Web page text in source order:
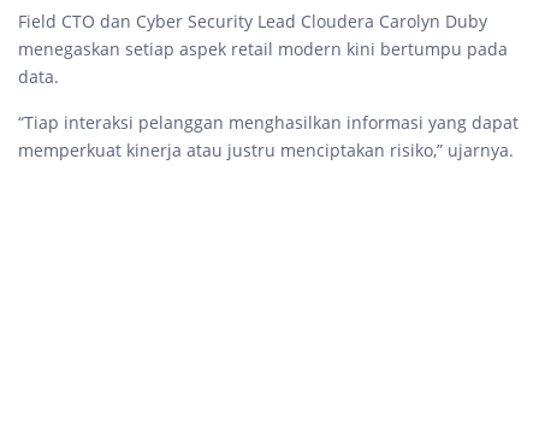
Field CTO dan Cyber Security Lead Cloudera Carolyn Duby
menegaskan setiap aspek retail modern kini bertumpu pada
data.
“Tiap interaksi pelanggan menghasilkan informasi yang dapat
memperkuat kinerja atau justru menciptakan risiko,” ujarnya.